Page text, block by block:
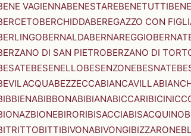
VAGIENNABENESTAREBENETUTTI
BERCHIDDABEREGAZZO CON
BERNALDABERNAREGGIO
DI SAN PIETROBERZANO DI
BESENELLOBESENZONEBESNATE
BEZZECCABIANCAVILLA
BIBBONABIBIANABICCARI
BIONEBIRORIBISACCIABISACQUINO
BITTIBIVONABIVONGIBIZZARONE